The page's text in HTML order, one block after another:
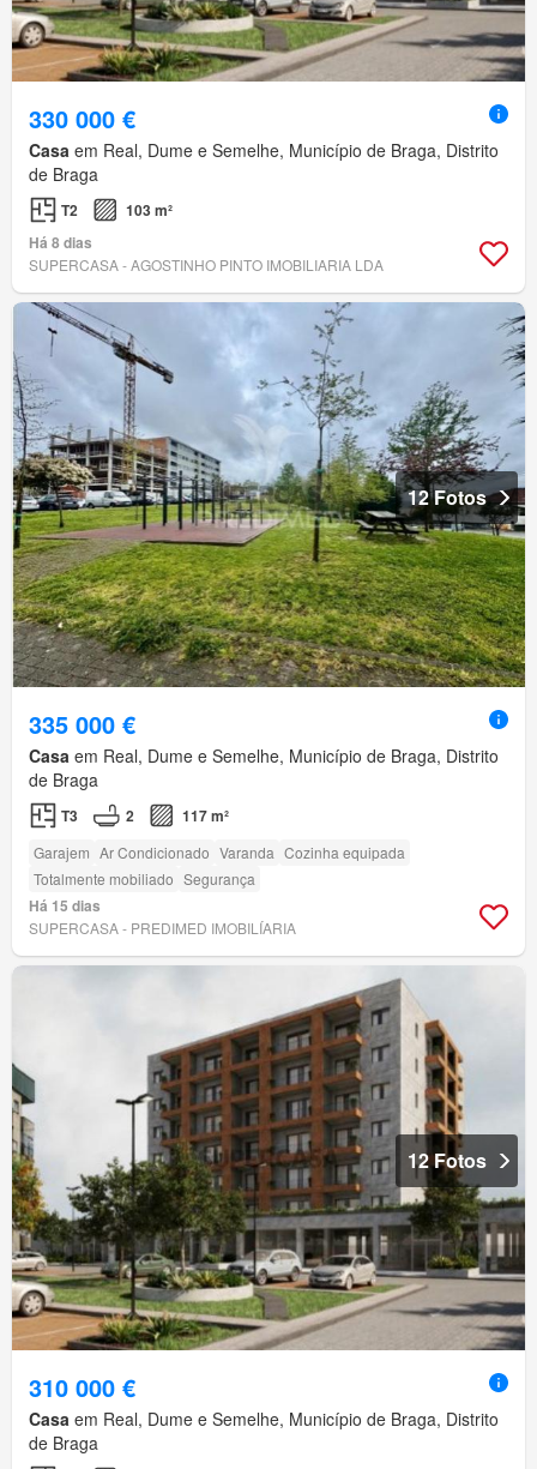
330 000 €
Casa em Real, Dume e Semelhe, Município de Braga, Distrito
de Braga
T2
103 m²
Há 8 dias
SUPERCASA - AGOSTINHO PINTO IMOBILIARIA LDA
12 Fotos
335 000 €
Casa em Real, Dume e Semelhe, Município de Braga, Distrito
de Braga
T3 2 117 m²
Garajem Ar Condicionado Varanda Cozinha equipada
Totalmente mobiliado Segurança
Há 15 dias
SUPERCASA - PREDIMED IMOBILÍARIA
12 Fotos
310 000 €
Casa em Real, Dume e Semelhe, Município de Braga, Distrito
de Braga